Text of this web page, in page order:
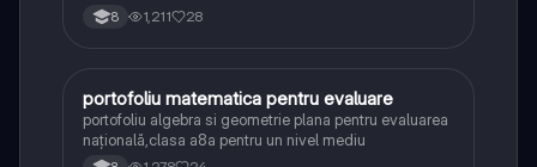
8 1,211 28
Matematică
portofoliu matematica pentru evaluare
portofoliu algebra si geometrie plana pentru evaluarea
națională,clasa a8a pentru un nivel mediu